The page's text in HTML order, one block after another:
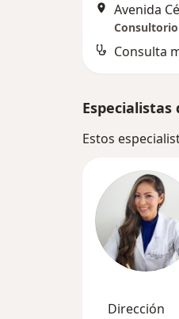
Avenida
Consulta
Especialistas
Estos
Dirección